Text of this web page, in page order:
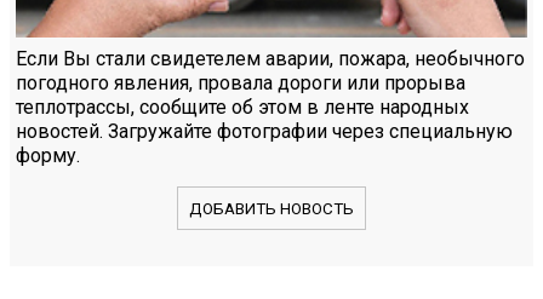
Если Вы стали свидетелем аварии, пожара, необычного
погодного явления, провала дороги или прорыва
теплотрассы, сообщите об этом в ленте народных
новостей. Загружайте фотографии через специальную
форму.
ДОБАВИТЬ НОВОСТЬ